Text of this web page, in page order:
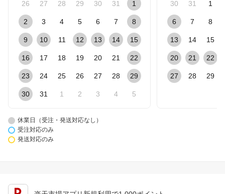
26 27 28 29 30 31 1
2 3 4 5 6 7 8
9 10 11 12 13 14 15
16 17 18 19 20 21 22
23 24 25 26 27 28 29
30 31 1 2 3 4 5
30 31 1
6 7 8
13 14 15
20 21 22
27 28 29
休業日（受注・発送対応なし）
受注対応のみ
発送対応のみ